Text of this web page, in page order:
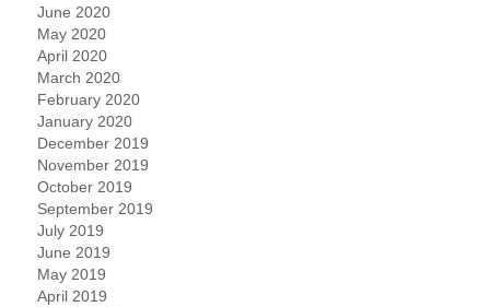
June 2020
May 2020
April 2020
March 2020
February 2020
January 2020
December 2019
November 2019
October 2019
September 2019
July 2019
June 2019
May 2019
April 2019